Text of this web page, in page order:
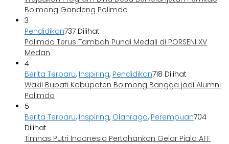
Bolmong Gandeng Polimdo
3
Pendidikan737 Dilihat
Polimdo Terus Tambah Pundi Medali di PORSENI XV
Medan
4
Berita Terbaru, Inspiring, Pendidikan718 Dilihat
Wakil Bupati Kabupaten Bolmong Bangga jadi Alumni
Polimdo
5
Berita Terbaru, Inspiring, Olahraga, Perempuan704
Dilihat
Timnas Putri Indonesia Pertahankan Gelar Piala AFF